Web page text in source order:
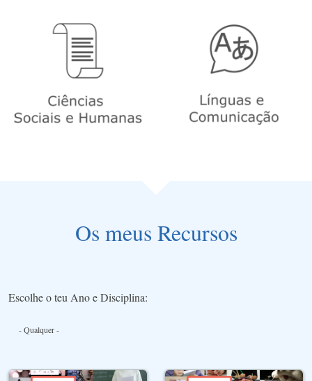
Os meus Recursos
Escolhe o teu Ano e Disciplina: